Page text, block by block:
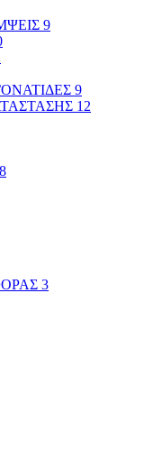
9
9
12
8
3